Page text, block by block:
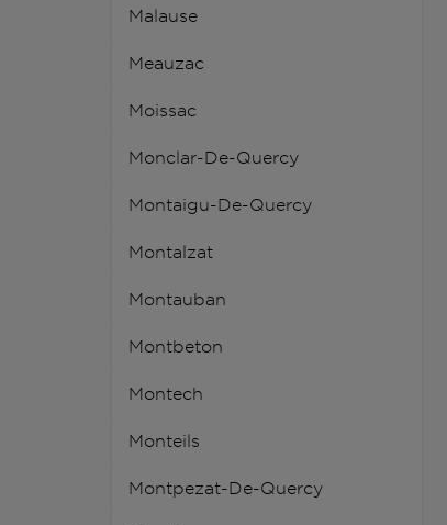
Malause
Meauzac
Moissac
Monclar-De-Quercy
Montaigu-De-Quercy
Montalzat
Montauban
Montbeton
Montech
Monteils
Montpezat-De-Quercy